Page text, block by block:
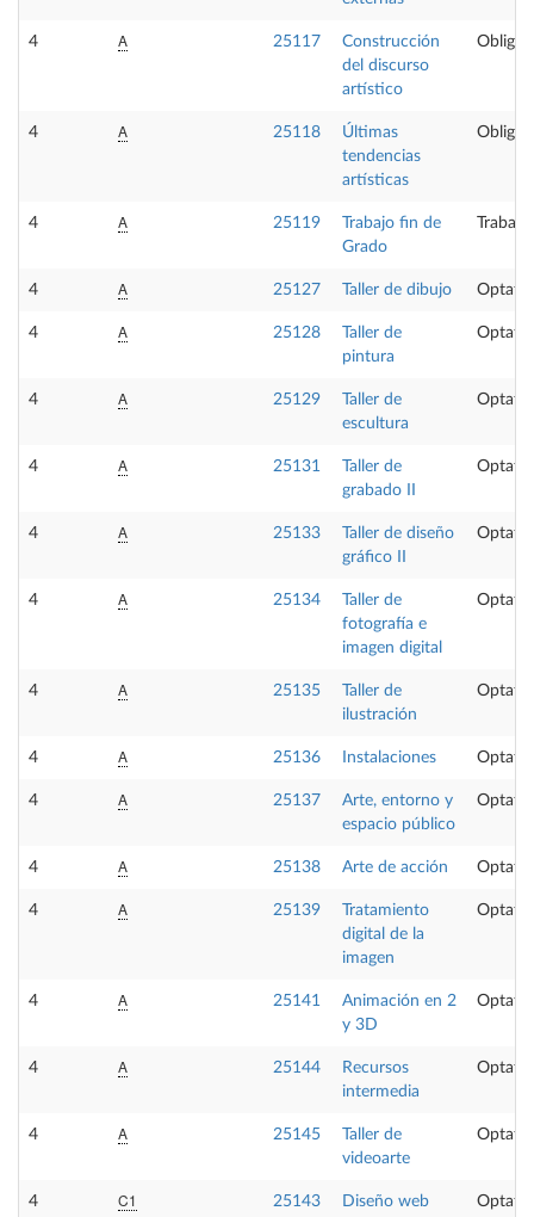
4 A 25117
Construcción
del discurso
artístico
4 A 25118
Últimas
tendencias
artísticas
4 A 25119
Trabajo fin de
Grado
4 A 25127 Taller de dibujo
4 A 25128
Taller de
pintura
4 A 25129
Taller de
escultura
4 A 25131
Taller de
grabado II
4 A 25133
Taller de diseño
gráfico II
4 A 25134
Taller de
fotografía e
imagen digital
4 A 25135
Taller de
ilustración
4 A 25136 Instalaciones
4 A 25137
Arte, entorno y
espacio público
4 A 25138 Arte de acción
4 A 25139
Tratamiento
digital de la
imagen
4 A 25141
Animación en 2
y 3D
4 A 25144
Recursos
intermedia
4 A 25145
Taller de
videoarte
4 C1 25143 Diseño web